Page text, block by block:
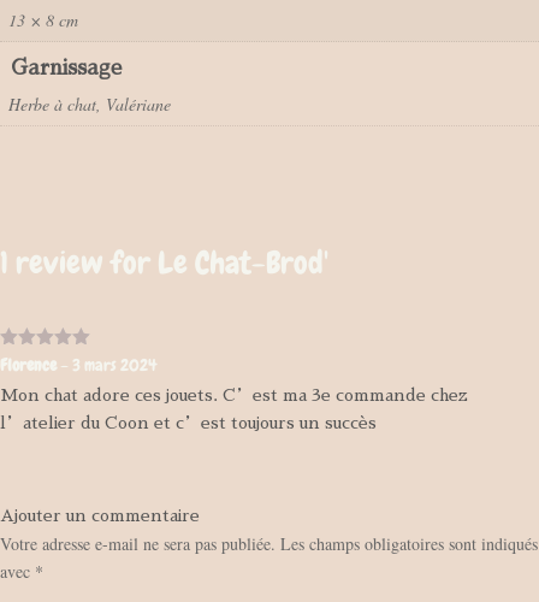
13 × 8 cm
Garnissage
Herbe à chat, Valériane
1 review for Le Chat-Brod'
Note5sur
Florence – 3 mars 2024
Mon chat adore ces jouets. C’est ma 3e commande chez
l’atelier du Coon et c’est toujours un succès
Ajouter un commentaire
Votre adresse e-mail ne sera pas publiée. Les champs obligatoires sont indiqués
avec *